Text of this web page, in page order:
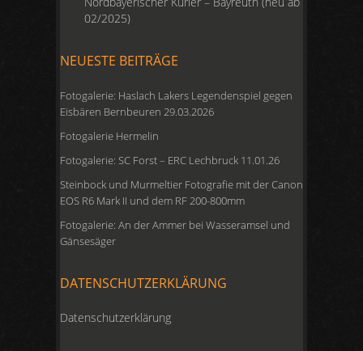
02/2025)
NEUESTE BEITRÄGE
Fotogalerie: Haslach Lakers Legendenspiel gegen
Eisbären Bernbeuren 29.03.2026
Fotogalerie Hermelin
Fotogalerie: SC Forst – ERC Lechbruck 11.01.26
Steinbock und Murmeltier Fotografie mit der Canon
EOS R6 Mark II und dem RF 200-800mm
Fotogalerie: An der Ammer bei Wasseramsel und
Gänsesäger
DATENSCHUTZERKLÄRUNG
Datenschutzerklärung